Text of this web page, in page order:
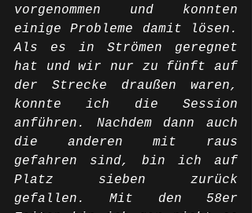
vorgenommen und konnten
einige Probleme damit lösen.
Als es in Strömen geregnet
hat und wir nur zu fünft auf
der Strecke draußen waren,
konnte ich die Session
anführen. Nachdem dann auch
die anderen mit raus
gefahren sind, bin ich auf
Platz sieben zurück
gefallen. Mit den 58er